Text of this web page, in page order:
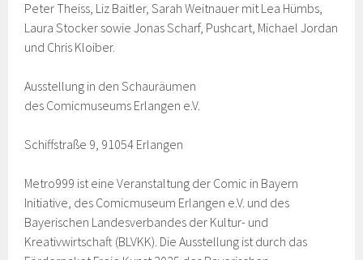
Peter Theiss, Liz Baitler, Sarah Weitnauer mit Lea Hümbs,
Laura Stocker sowie Jonas Scharf, Pushcart, Michael Jordan
und Chris Kloiber.
Ausstellung in den Schauräumen
des Comicmuseums Erlangen e.V.
Schiffstraße 9, 91054 Erlangen
Metro999 ist eine Veranstaltung der Comic in Bayern
Initiative, des Comicmuseum Erlangen e.V. und des
Bayerischen Landesverbandes der Kultur- und
Kreativwirtschaft (BLVKK). Die Ausstellung ist durch das